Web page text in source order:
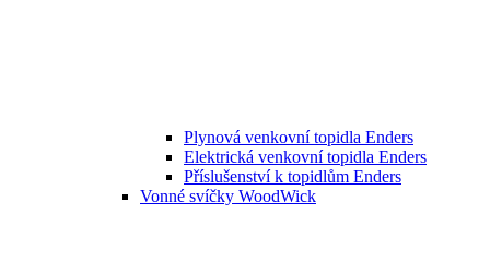
Plynová venkovní topidla Enders
Elektrická venkovní topidla Enders
Příslušenství k topidlům Enders
Vonné svíčky WoodWick